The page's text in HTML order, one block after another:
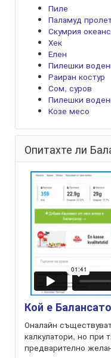
Пиле
Паламуд
Скумрия
Хек
Елен
Пилешки
Раиран костур
Сом, суров
Пилешки
Козе месо
Опитахте ли
Кой е
Оналайн
калкулатори, но при
предварително